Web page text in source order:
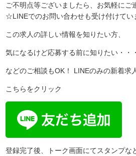
ご不明点等ございましたら、お気軽にご
☆LINEでのお問い合わせも受け付けて
この求人の詳しい情報を知りたい方、
気になるけど応募する前に知りたい・・・
などのご相談もOK！ LINEのみの新着求
こちらをクリック
登録完了後、トーク画面にてスタンプな